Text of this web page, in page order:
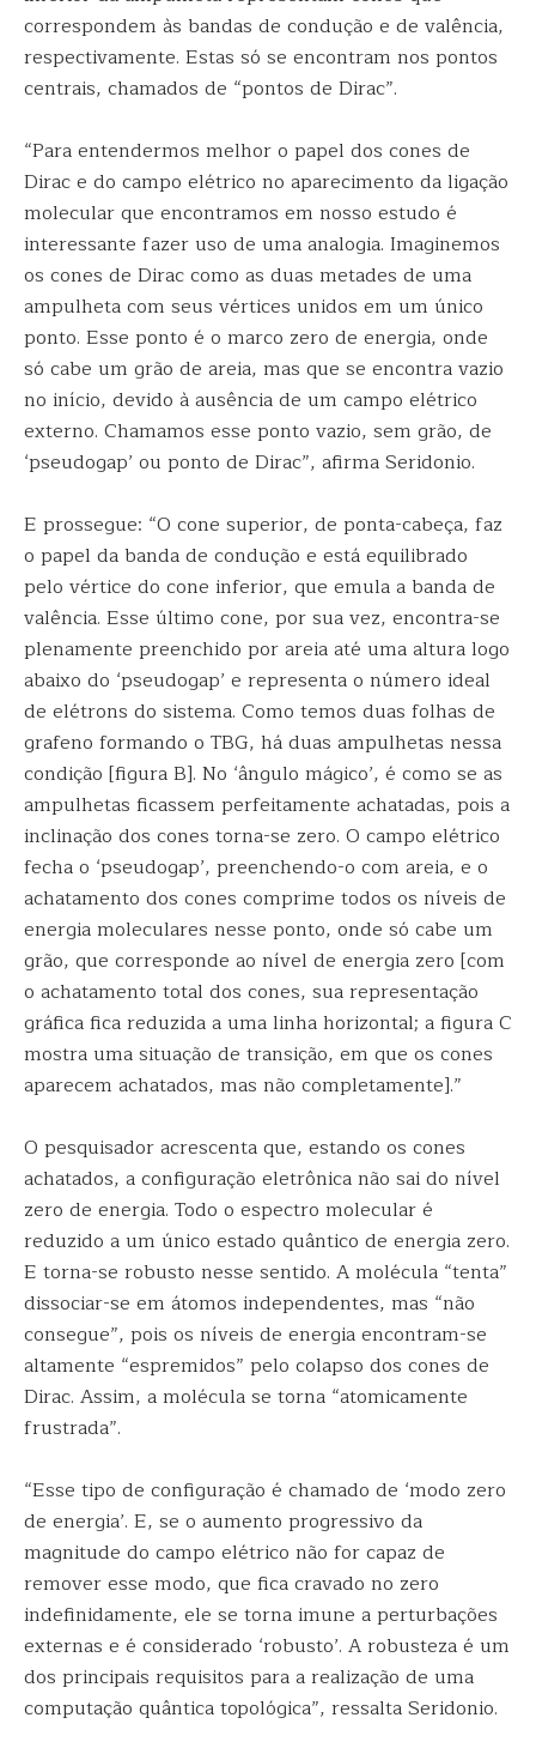
correspondem às bandas de condução e de valência,
respectivamente. Estas só se encontram nos pontos
centrais, chamados de “pontos de Dirac”.
“Para entendermos melhor o papel dos cones de
Dirac e do campo elétrico no aparecimento da ligação
molecular que encontramos em nosso estudo é
interessante fazer uso de uma analogia. Imaginemos
os cones de Dirac como as duas metades de uma
ampulheta com seus vértices unidos em um único
ponto. Esse ponto é o marco zero de energia, onde
só cabe um grão de areia, mas que se encontra vazio
no início, devido à ausência de um campo elétrico
externo. Chamamos esse ponto vazio, sem grão, de
‘pseudogap’ ou ponto de Dirac”, afirma Seridonio.
E prossegue: “O cone superior, de ponta-cabeça, faz
o papel da banda de condução e está equilibrado
pelo vértice do cone inferior, que emula a banda de
valência. Esse último cone, por sua vez, encontra-se
plenamente preenchido por areia até uma altura logo
abaixo do ‘pseudogap’ e representa o número ideal
de elétrons do sistema. Como temos duas folhas de
grafeno formando o TBG, há duas ampulhetas nessa
condição [figura B]. No ‘ângulo mágico’, é como se as
ampulhetas ficassem perfeitamente achatadas, pois a
inclinação dos cones torna-se zero. O campo elétrico
fecha o ‘pseudogap’, preenchendo-o com areia, e o
achatamento dos cones comprime todos os níveis de
energia moleculares nesse ponto, onde só cabe um
grão, que corresponde ao nível de energia zero [com
o achatamento total dos cones, sua representação
gráfica fica reduzida a uma linha horizontal; a figura C
mostra uma situação de transição, em que os cones
aparecem achatados, mas não completamente].”
O pesquisador acrescenta que, estando os cones
achatados, a configuração eletrônica não sai do nível
zero de energia. Todo o espectro molecular é
reduzido a um único estado quântico de energia zero.
E torna-se robusto nesse sentido. A molécula “tenta”
dissociar-se em átomos independentes, mas “não
consegue”, pois os níveis de energia encontram-se
altamente “espremidos” pelo colapso dos cones de
Dirac. Assim, a molécula se torna “atomicamente
frustrada”.
“Esse tipo de configuração é chamado de ‘modo zero
de energia’. E, se o aumento progressivo da
magnitude do campo elétrico não for capaz de
remover esse modo, que fica cravado no zero
indefinidamente, ele se torna imune a perturbações
externas e é considerado ‘robusto’. A robusteza é um
dos principais requisitos para a realização de uma
computação quântica topológica”, ressalta Seridonio.